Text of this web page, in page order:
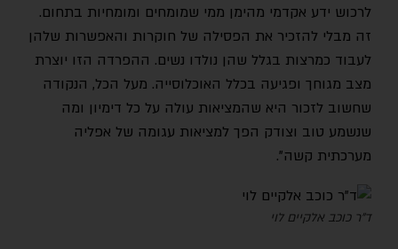
לרכוש ידע אקדמי מהימן ממי שמומחים ומומחיות בתחום.
זה מבלי להזכיר את הפסילה של חוקרות והאפשרות שלהן
לעבוד כמרצות בגלל שהן נולדו נשים. ההפרדה הזו יוצרת
מצב מגוחך ופגיעה בכלל האוכלוסייה. מעל הכל, הנקודה
שחשוב לזכור היא שהמציאות עולה על כל דימיון ומה
שנשמע טוב וצודק הפך למציאות עגומה של אפליה
מערכתית קשה".
ד"ר כוכב אלקיים לוי